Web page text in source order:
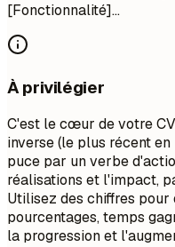
[Fonctionnalité]...
À privilégier
C'est le cœur de votre
inverse (le plus récent
puce par un verbe
réalisations et l'impact,
Utilisez des chiffres
pourcentages, temps
la progression et